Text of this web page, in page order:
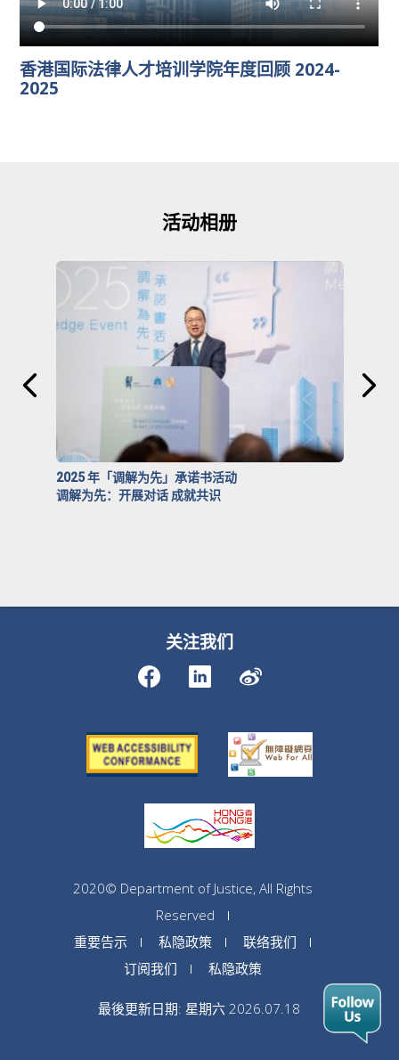
香港国际法律人才培训学院年度回顾 2024-
2025
活动相册
2025 年「调解为先」承诺书活动
调解为先：开展对话 成就共识
关注我们
2020© Department of Justice, All Rights
Reserved
重要告示
私隐政策
联络我们
订阅我们
私隐政策
最後更新日期: 星期六 2026.07.18